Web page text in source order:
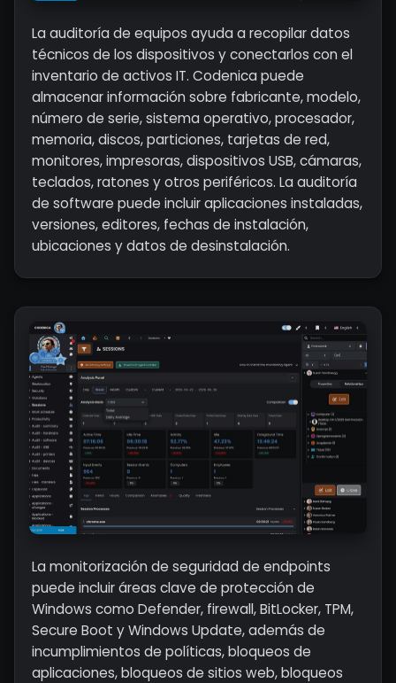
La auditoría de equipos ayuda a recopilar datos
técnicos de los dispositivos y conectarlos con el
inventario de activos IT. Codenica puede
almacenar información sobre fabricante, modelo,
número de serie, sistema operativo, procesador,
memoria, discos, particiones, tarjetas de red,
monitores, impresoras, dispositivos USB, cámaras,
teclados, ratones y otros periféricos. La auditoría
de software puede incluir aplicaciones instaladas,
versiones, editores, fechas de instalación,
ubicaciones y datos de desinstalación.
La monitorización de seguridad de endpoints
puede incluir áreas clave de protección de
Windows como Defender, firewall, BitLocker, TPM,
Secure Boot y Windows Update, además de
incumplimientos de políticas, bloqueos de
aplicaciones, bloqueos de sitios web, bloqueos